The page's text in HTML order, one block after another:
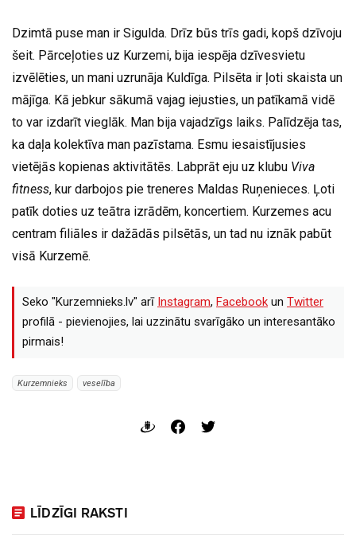
Dzimtā puse man ir Sigulda. Drīz būs trīs gadi, kopš dzīvoju
šeit. Pārceļoties uz Kurzemi, bija iespēja dzīvesvietu
izvēlēties, un mani uzrunāja Kuldīga. Pilsēta ir ļoti skaista un
mājīga. Kā jebkur sākumā vajag iejusties, un patīkamā vidē
to var izdarīt vieglāk. Man bija vajadzīgs laiks. Palīdzēja tas,
ka daļa kolektīva man pazīstama. Esmu iesaistījusies
vietējās kopienas aktivitātēs. Labprāt eju uz klubu Viva
fitness, kur darbojos pie treneres Maldas Ruņenieces. Ļoti
patīk doties uz teātra izrādēm, koncertiem. Kurzemes acu
centram filiāles ir dažādās pilsētās, un tad nu iznāk pabūt
visā Kurzemē.
Seko "Kurzemnieks.lv" arī Instagram, Facebook un Twitter
profilā - pievienojies, lai uzzinātu svarīgāko un interesantāko
pirmais!
Kurzemnieks veselība
LĪDZĪGI RAKSTI